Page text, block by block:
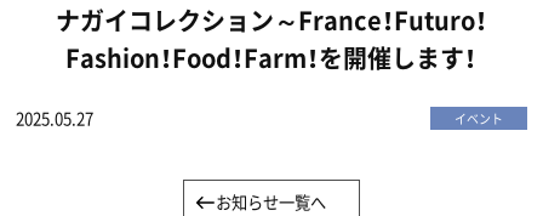
ナガイコレクション～France！Futuro！
Fashion！Food！Farm！を開催します！
2025.05.27 イベント
お知らせ一覧へ